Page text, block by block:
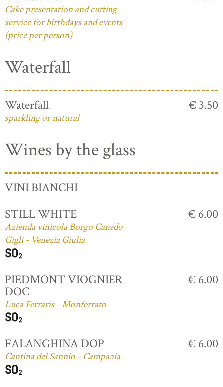
Cake presentation and cutting
service for birthdays and events
(price per person)
Waterfall
Waterfall
sparkling or natural
€ 3.50
Wines by the glass
VINI BIANCHI
STILL WHITE
Azienda vinicola Borgo Canedo
Gigli - Venezia Giulia
€ 6.00
PIEDMONT VIOGNIER
DOC
Luca Ferraris - Monferrato
€ 6.00
FALANGHINA DOP
Cantina del Sannio - Campania
€ 6.00